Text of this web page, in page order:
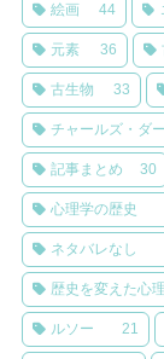
絵画 44
元素 36
古生物 33
チャールズ・ダ
記事まとめ 30
心理学の歴史
ネタバレなし
歴史を変えた心
ルソー 21